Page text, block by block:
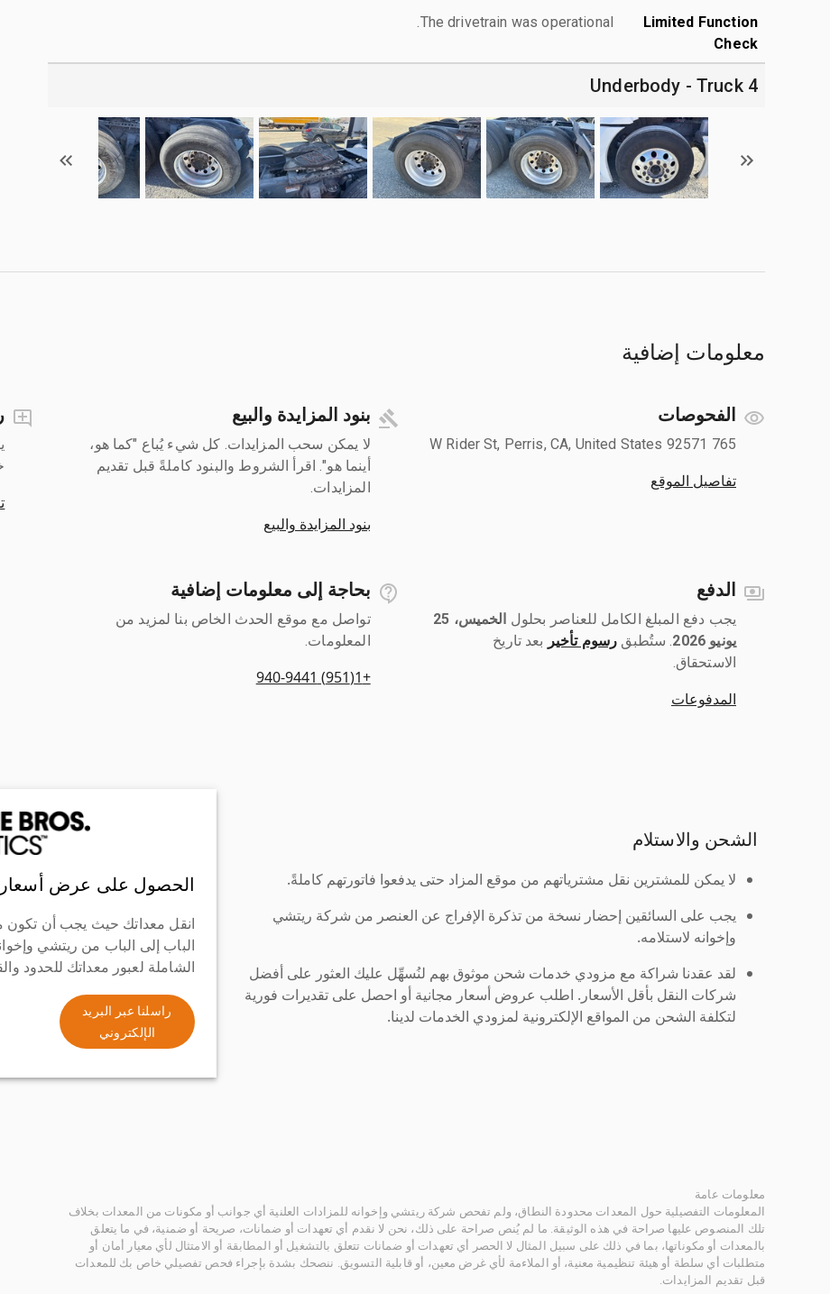
Limited Function
Check
The drivetrain was operational.
4 Underbody - Truck
معلومات إضافية
الفحوصات
765 W Rider St, Perris, CA, United States 92571
تفاصيل الموقع
بنود المزايدة والبيع
لا يمكن سحب المزايدات. كل شيء يُباع "كما هو،
أينما هو". اقرأ الشروط والبنود كاملةً قبل تقديم
المزايدات.
بنود المزايدة والبيع
الدفع
يجب دفع المبلغ الكامل للعناصر بحلول ‎
الخميس، 25
يونيو 2026
رسوم تأخير بعد تاريخ
الاستحقاق.
المدفوعات
بحاجة إلى معلومات إضافية
تواصل مع موقع الحدث الخاص بنا لمزيد من
المعلومات.
+1(951) 940-9441
الشحن والاستلام
لا يمكن للمشترين نقل مشترياتهم من موقع المزاد حتى يدفعوا فاتورتهم كاملةً.
يجب على السائقين إحضار نسخة من تذكرة الإفراج عن العنصر من شركة ريتشي
وإخوانه لاستلامه.
لقد عقدنا شراكة مع مزودي خدمات شحن موثوق بهم لنُسهِّل عليك العثور على أفضل
شركات النقل بأقل الأسعار. اطلب عروض أسعار مجانية أو احصل على تقديرات فورية
لتكلفة الشحن من المواقع الإلكترونية لمزودي الخدمات لدينا.
الحصول على عرض أسعار
انقل معداتك حيث يجب أن تكون
الباب إلى الباب من ريتشي
الشاملة لعبور معداتك للحدود
راسلنا عبر البريد
الإلكتروني
معلومات عامة
المعلومات التفصيلية حول المعدات محدودة النطاق، ولم تفحص شركة ريتشي وإخوانه للمزادات العلنية أي جوانب أو مكونات من المعدات بخلاف
تلك المنصوص عليها صراحة في هذه الوثيقة. ما لم يُنص صراحة على ذلك، نحن لا نقدم أي تعهدات أو ضمانات، صريحة أو ضمنية، في ما يتعلق
بالمعدات أو مكوناتها، بما في ذلك على سبيل المثال لا الحصر أي تعهدات أو ضمانات تتعلق بالتشغيل أو المطابقة أو الامتثال لأي معيار أمان أو
متطلبات أي سلطة أو هيئة تنظيمية معنية، أو الملاءمة لأي غرض معين، أو قابلية التسويق. ننصحك بشدة بإجراء فحص تفصيلي خاص بك للمعدات
قبل تقديم المزايدات.